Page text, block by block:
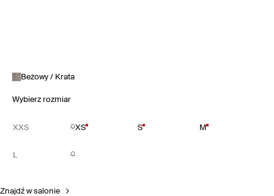
Beżowy / Krata
Wybierz rozmiar
XXS XS S M
L
Znajdź w salonie